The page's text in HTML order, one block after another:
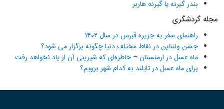
بندر گیرنه یا گیرنه هاربر
مجله گردشگری
راهنمای سفر به جزیره قبرس در سال ۱۴۰۲
جشن ولنتاین در نقاط مختلف دنیا چگونه برگزار می شود؟
ماه عسل در ارمنستان – خاطره‌ای که شیرینی آن از یاد نخواهد رفت
برای ماه عسل در تایلند به کدام شهر برویم؟